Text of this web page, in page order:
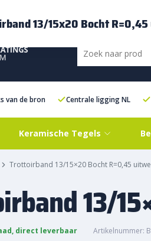
van de bron Centrale ligging NL
Keramische Tegels
Trottoirband 13/15×20 Bocht R=0,45
13/
direct leverbaar Artikelnummer:
13/15x20 Bocht